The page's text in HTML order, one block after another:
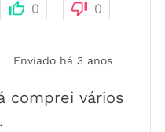
0 0
Enviado há 3 anos
comprei vários